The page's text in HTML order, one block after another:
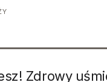
Zdrowy